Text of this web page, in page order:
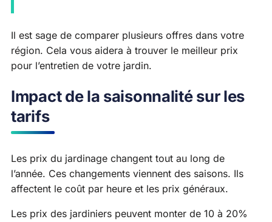
Il est sage de comparer plusieurs offres dans votre
région. Cela vous aidera à trouver le meilleur prix
pour l’entretien de votre jardin.
Impact de la saisonnalité sur les
tarifs
Les prix du jardinage changent tout au long de
l’année. Ces changements viennent des saisons. Ils
affectent le coût par heure et les prix généraux.
Les prix des jardiniers peuvent monter de 10 à 20%